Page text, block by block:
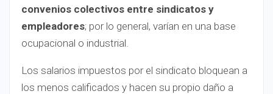
convenios colectivos entre sindicatos y
empleadores; por lo general, varían en una base
ocupacional o industrial.
Los salarios impuestos por el sindicato bloquean a
los menos calificados y hacen su propio daño a